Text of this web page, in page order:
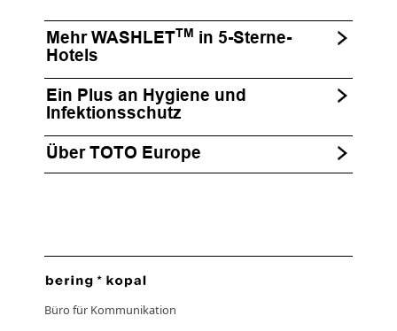
Mehr WASHLETTM in 5-Sterne-
Hotels
Ein Plus an Hygiene und
Infektionsschutz
Über TOTO Europe
Büro für Kommunikation